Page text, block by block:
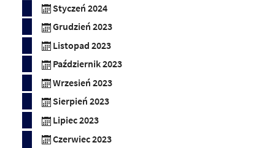
Styczeń 2024
Grudzień 2023
Listopad 2023
Październik 2023
Wrzesień 2023
Sierpień 2023
Lipiec 2023
Czerwiec 2023